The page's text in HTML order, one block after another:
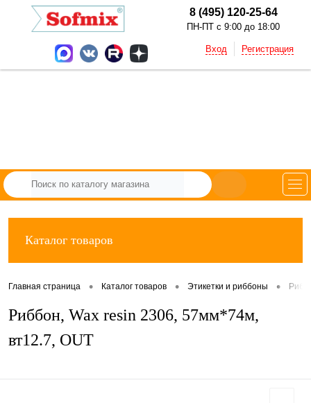
8 (495) 120-25-64
ПН-ПТ с 9:00 до 18:00
Вход Регистрация
Каталог товаров
Главная страница • Каталог товаров • Этикетки и риббоны •
Риббон, Wax resin 2306, 57мм*74м,
вт12.7, OUT